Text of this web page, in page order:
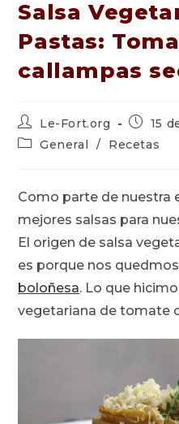
Salsa
Pastas:
callampas
Autor
de
la
Le-Fort.org
la
15
Categoría
entrada:
General / Recetas
Como parte de nuestra
mejores salsas para
El origen de salsa
es porque nos
boloñesa. Lo que
vegetariana de tomate